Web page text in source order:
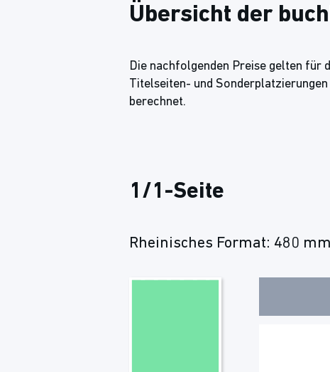
Übersicht der
Die nachfolgenden Preise gelten für
Titelseiten- und
berechnet.
1/1-Seite
Rheinisches Format: 480